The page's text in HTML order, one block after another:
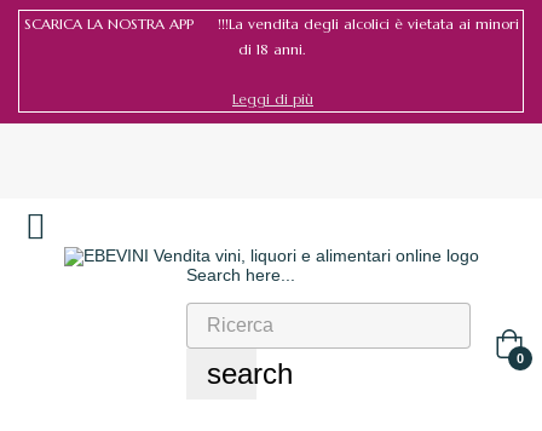
SCARICA LA NOSTRA APP !!!La vendita degli alcolici è vietata ai minori
di 18 anni.
Leggi di più
Search here...
search 0